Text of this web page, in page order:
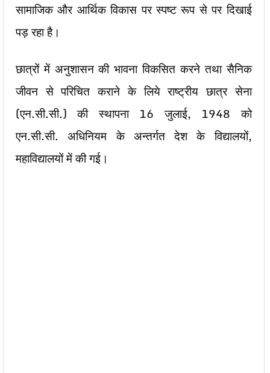
सामाजिक और आर्थिक विकास पर स्पष्ट रूप से पर दिखाई
पड़ रहा है।
छात्रों में अनुशासन की भावना विकसित करने तथा सैनिक
जीवन से परिचित कराने के लिये राष्ट्रीय छात्र सेना
(एन.सी.सी.) की स्थापना 16 जुलाई, 1948 को
एन.सी.सी. अधिनियम के अन्तर्गत देश के विद्यालयों,
महाविद्यालयों में की गई।